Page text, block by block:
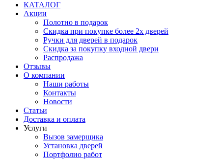
КАТАЛОГ
Акции
Полотно в подарок
Скидка при покупке более 2х дверей
Ручки для дверей в подарок
Скидка за покупку входной двери
Распродажа
Отзывы
О компании
Наши работы
Контакты
Новости
Статьи
Доставка и оплата
Услуги
Вызов замерщика
Установка дверей
Портфолио работ